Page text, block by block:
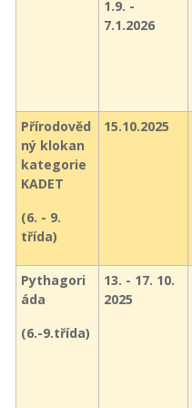
1.9. -
7.1.2026
Přírodověd
ný klokan
kategorie
KADET
(6. - 9.
třída)
15.10.2025
Pythagori
áda
(6.-9.třída)
13. - 17. 10.
2025